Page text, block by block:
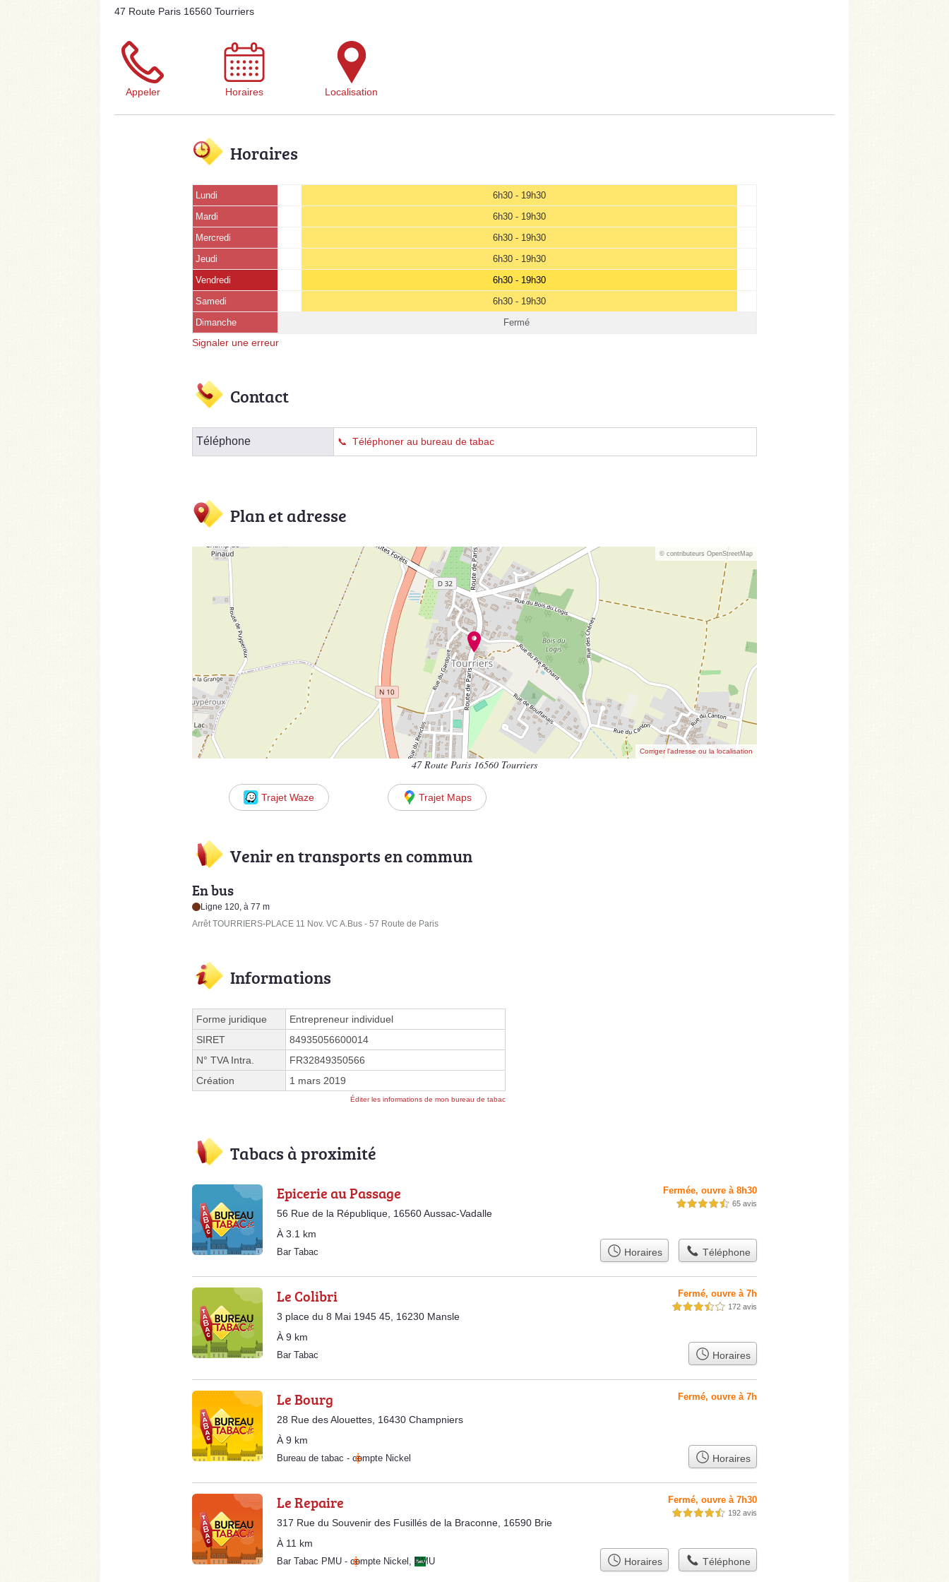
47 Route Paris 16560 Tourriers
Appeler Horaires Localisation
Horaires
Lundi 6h30 - 19h30
Mardi 6h30 - 19h30
Mercredi 6h30 - 19h30
Jeudi 6h30 - 19h30
Vendredi 6h30 - 19h30
Samedi 6h30 - 19h30
Dimanche Fermé
Signaler une erreur
Contact
Téléphone Téléphoner au bureau de tabac
Plan et adresse
© contributeurs OpenStreetMap
Corriger l’adresse ou la localisation
47 Route Paris 16560 Tourriers
Trajet Waze Trajet Maps
Venir en transports en commun
En bus
Ligne 120, à 77 m
Arrêt TOURRIERS-PLACE 11 Nov. VC A.Bus - 57 Route de Paris
Informations
Forme juridique
Entrepreneur individuel
SIRET
84935056600014
N° TVA Intra.
FR32849350566
Création
1 mars 2019
Éditer les informations de mon bureau de tabac
Tabacs à proximité
Epicerie au Passage
56 Rue de la République, 16560 Aussac-Vadalle
À 3.1 km
Fermée, ouvre à 8h30
4,5 étoiles sur 5 65 avis
Bar Tabac Horaires Téléphone
Le Colibri
3 place du 8 Mai 1945 45, 16230 Mansle
À 9 km
Fermé, ouvre à 7h
3,5 étoiles sur 5 172 avis
Bar Tabac Horaires
Le Bourg
28 Rue des Alouettes, 16430 Champniers
À 9 km
Fermé, ouvre à 7h
Bureau de tabac - compte Nickel Horaires
Le Repaire
317 Rue du Souvenir des Fusillés de la Braconne, 16590 Brie
À 11 km
Fermé, ouvre à 7h30
4,5 étoiles sur 5 192 avis
Bar Tabac PMU - compte Nickel , PMU Horaires Téléphone